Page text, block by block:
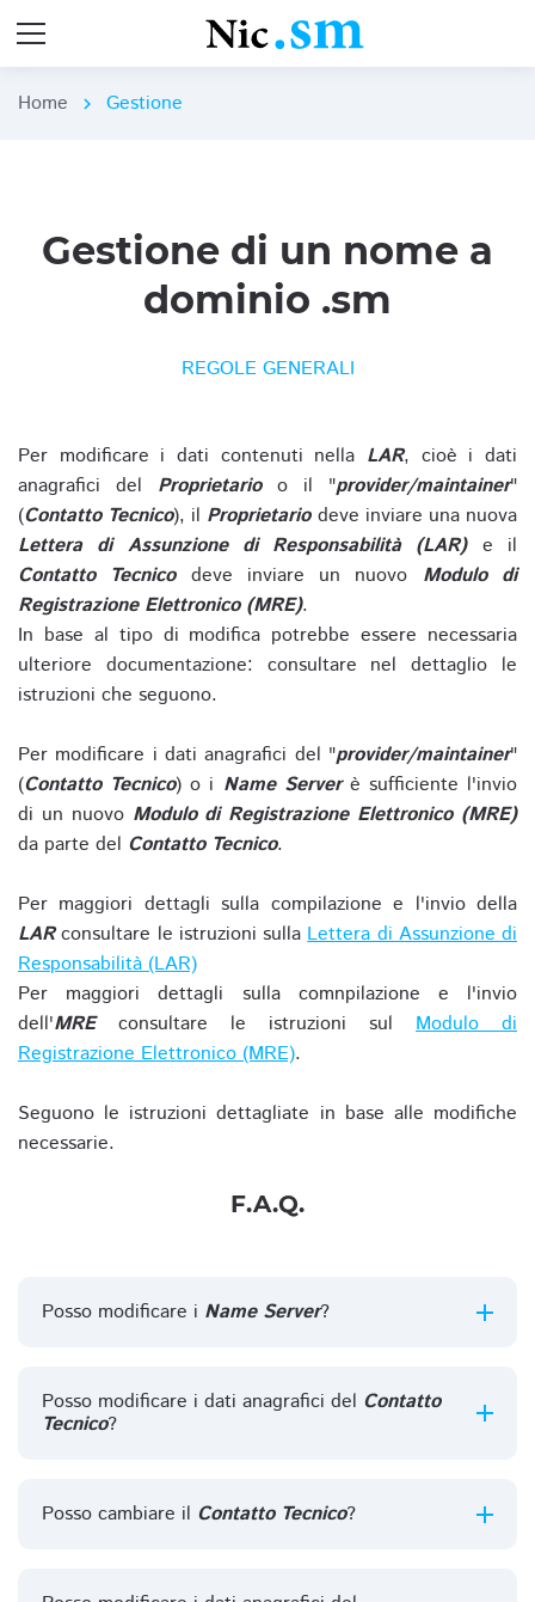
Home chevron_right Gestione
Gestione di un nome a
dominio .sm
REGOLE GENERALI
Per modificare i dati contenuti nella LAR, cioè i dati
anagrafici del Proprietarioo il "provider/maintainer"
(Contatto Tecnico), il Proprietariodeve inviare una nuova
Lettera di Assunzione di Responsabilità (LAR)e il
Contatto Tecnicodeve inviare un nuovo Modulo di
Registrazione Elettronico (MRE).
In base al tipo di modifica potrebbe essere necessaria
ulteriore documentazione: consultare nel dettaglio le
istruzioni che seguono.
Per modificare i dati anagrafici del "provider/maintainer"
(Contatto Tecnico) o i Name Serverè sufficiente l'invio
di un nuovo Modulo di Registrazione Elettronico (MRE)
da parte del Contatto Tecnico.
Per maggiori dettagli sulla compilazione e l'invio della
LARconsultare le istruzioni sullaLettera di Assunzione di
Responsabilità (LAR)
Per maggiori dettagli sulla comnpilazione e l'invio
dell'MREconsultare le istruzioni sul Modulo di
Registrazione Elettronico (MRE).
Seguono le istruzioni dettagliate in base alle modifiche
necessarie.
F.A.Q.
Posso modificare i Name Server?
Posso modificare i dati anagrafici del Contatto
Tecnico?
Posso cambiare il Contatto Tecnico?